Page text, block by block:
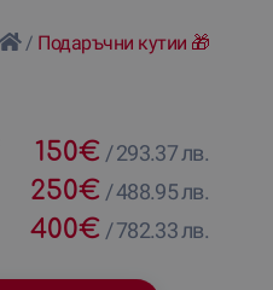
/ Подаръчни кутии 🎁
150€ /293.37 лв.
250€ /488.95 лв.
400€ /782.33 лв.